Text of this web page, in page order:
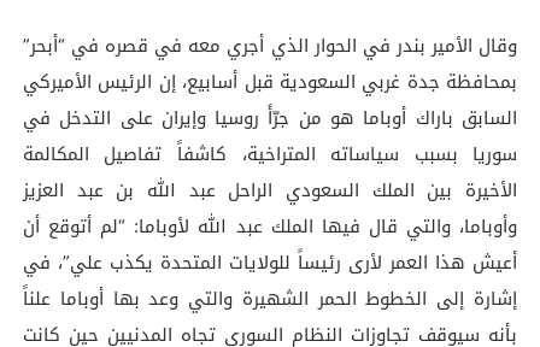
وقال الأمير بندر في الحوار الذي أجري معه في قصره في “أبحر”
بمحافظة جدة غربي السعودية قبل أسابيع، إن الرئيس الأميركي
السابق باراك أوباما هو من جرّأَ روسيا وإيران على التدخل في
سوريا بسبب سياساته المتراخية، كاشفاً تفاصيل المكالمة
الأخيرة بين الملك السعودي الراحل عبد الله بن عبد العزيز
وأوباما، والتي قال فيها الملك عبد الله لأوباما: “لم أتوقع أن
أعيش هذا العمر لأرى رئيساً للولايات المتحدة يكذب علي”، في
إشارة إلى الخطوط الحمر الشهيرة والتي وعد بها أوباما علناً
بأنه سيوقف تجاوزات النظام السوري تجاه المدنيين حين كانت